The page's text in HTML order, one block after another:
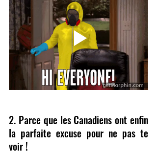
2. Parce que les Canadiens ont enfin
la parfaite excuse pour ne pas te
voir !